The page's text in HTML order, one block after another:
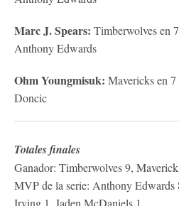
Marc J. Spears: Timberwolves en
Anthony Edwards
Ohm Youngmisuk: Mavericks en
Doncic
Totales finales
Ganador: Timberwolves 9,
MVP de la serie: Anthony
Irving 1, Jaden McDaniels 1.